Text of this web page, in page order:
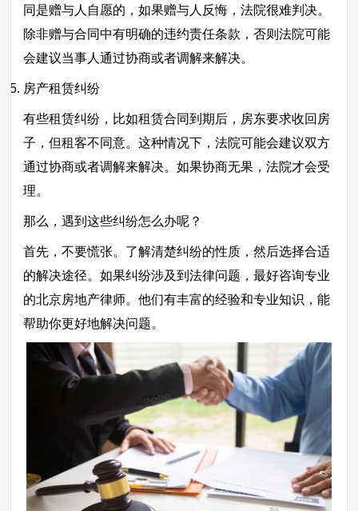
同是赠与人自愿的，如果赠与人反悔，法院很难判决。
除非赠与合同中有明确的违约责任条款，否则法院可能
会建议当事人通过协商或者调解来解决。
房产租赁纠纷
有些租赁纠纷，比如租赁合同到期后，房东要求收回房
子，但租客不同意。这种情况下，法院可能会建议双方
通过协商或者调解来解决。如果协商无果，法院才会受
理。
那么，遇到这些纠纷怎么办呢？
首先，不要慌张。了解清楚纠纷的性质，然后选择合适
的解决途径。如果纠纷涉及到法律问题，最好咨询专业
的北京房地产律师。他们有丰富的经验和专业知识，能
帮助你更好地解决问题。